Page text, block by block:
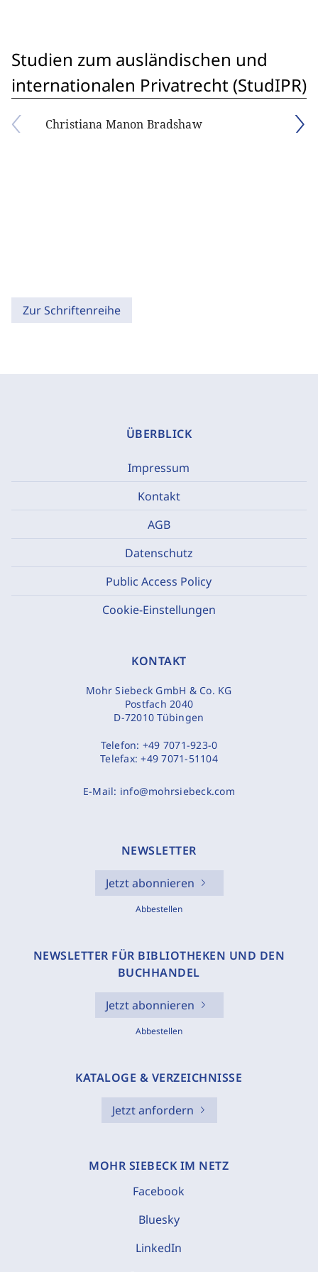
Studien zum ausländischen und
internationalen Privatrecht (StudIPR)
Christiana Manon Bradshaw
Zur Schriftenreihe
ÜBERBLICK
Impressum
Kontakt
AGB
Datenschutz
Public Access Policy
Cookie-Einstellungen
KONTAKT
Mohr Siebeck GmbH & Co. KG
Postfach 2040
D-72010 Tübingen
Telefon: +49 7071-923-0
Telefax:+49 7071-51104
E-Mail: info@mohrsiebeck.com
NEWSLETTER
Jetzt abonnieren
Abbestellen
NEWSLETTER FÜR BIBLIOTHEKEN UND DEN
BUCHHANDEL
Jetzt abonnieren
Abbestellen
KATALOGE & VERZEICHNISSE
Jetzt anfordern
MOHR SIEBECK IM NETZ
Facebook
Bluesky
LinkedIn